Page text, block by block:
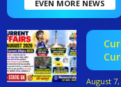
EVEN MORE NEWS
August 7,